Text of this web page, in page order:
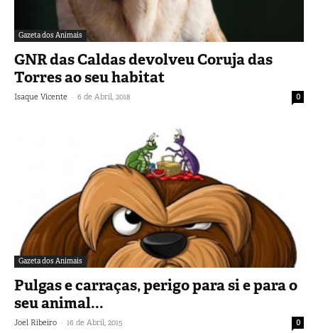
Gazeta dos Animais
GNR das Caldas devolveu Coruja das
Torres ao seu habitat
Isaque Vicente - 6 de Abril, 2018 0
Gazeta dos Animais
Pulgas e carraças, perigo para si e para o
seu animal...
Joel Ribeiro - 16 de Abril, 2015 0